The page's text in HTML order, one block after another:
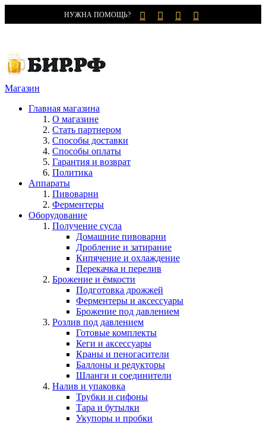
НУЖНА ПОМОЩЬ?
Магазин
Главная магазина
О магазине
Стать партнером
Способы доставки
Способы оплаты
Гарантия и возврат
Политика
Аппараты
Пивоварни
Ферментеры
Оборудование
Получение сусла
Домашние пивоварни
Дробление и затирание
Кипячение и охлаждение
Перекачка и перелив
Брожение и ёмкости
Подготовка дрожжей
Ферментеры и аксессуары
Брожение под давлением
Розлив под давлением
Готовые комплекты
Кеги и аксессуары
Краны и пеногасители
Баллоны и редукторы
Шланги и соединители
Налив и упаковка
Трубки и сифоны
Тара и бутылки
Укупоры и пробки